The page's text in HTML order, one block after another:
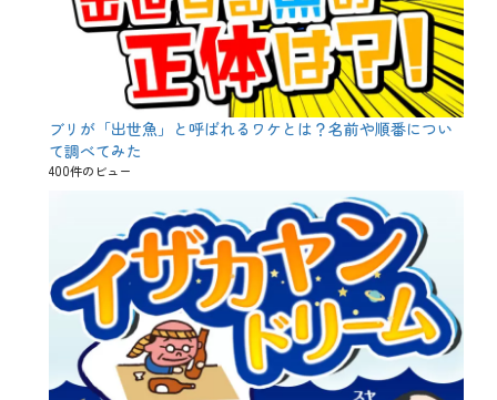
ブリが「出世魚」と呼ばれるワケとは？名前や順番につい
て調べてみた
400件のビュー